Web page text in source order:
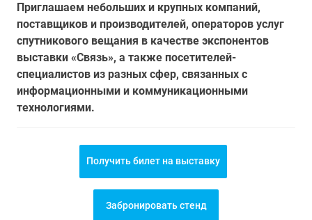
Приглашаем небольших и крупных компаний,
поставщиков и производителей, операторов услуг
спутникового вещания в качестве экспонентов
выставки «Связь», а также посетителей-
специалистов из разных сфер, связанных с
информационными и коммуникационными
технологиями.
Получить билет на выставку
Забронировать стенд